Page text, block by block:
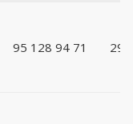
95 128 94 71